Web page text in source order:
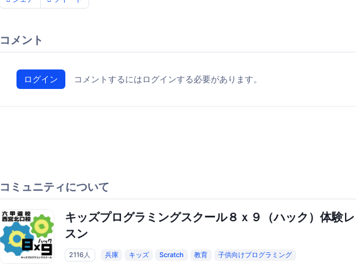
コメント
ログイン コメントするにはログインする必要があります。
コミュニティについて
キッズプログラミングスクール８ｘ９（ハック）体験
スン
2116人 兵庫 キッズ Scratch 教育 子供向けプログラミング